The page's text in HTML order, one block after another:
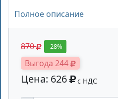
Полное описание
870 -28%
Выгода 244
Цена: 626 с НДС